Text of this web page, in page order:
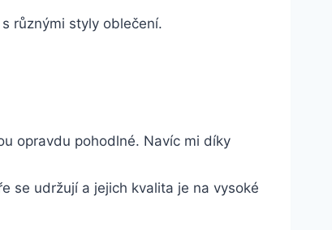
různými styly​ oblečení.
opravdu pohodlné.‌ Navíc⁢ mi⁤ díky⁢
se ⁣udržují a ⁢jejich kvalita je na vysoké